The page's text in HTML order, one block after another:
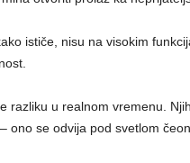
ističe, nisu na visokim
razliku u realnom vremenu.
ono se odvija pod svetlom